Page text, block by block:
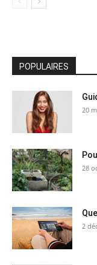
POPULAIRES
20
28
2